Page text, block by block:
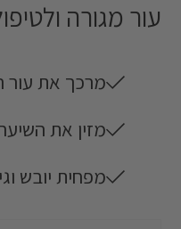
עור מגורה
מרכך את עור
מזין את
מפחית יובש
Friendly
משלוח חינם